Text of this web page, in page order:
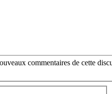
commentaires de cette